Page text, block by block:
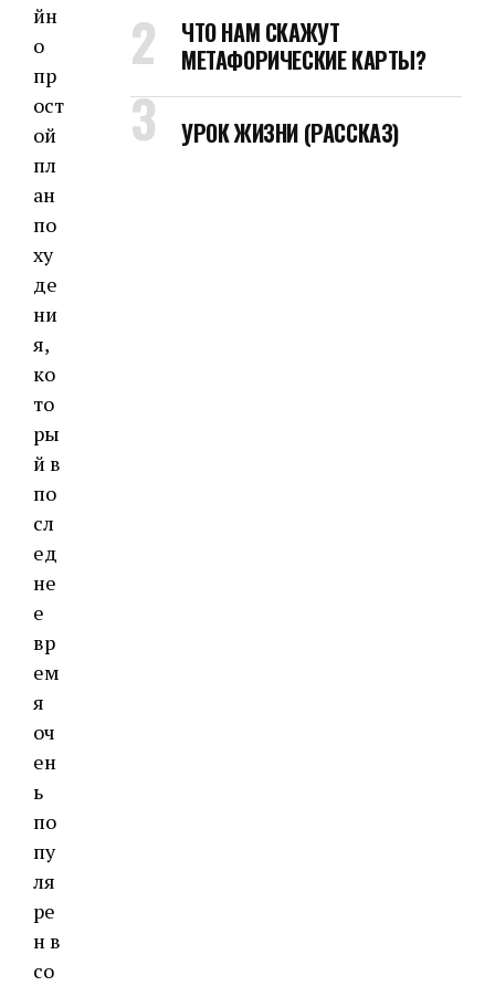
йн
о
пр
ост
ой
пл
ан
по
ху
де
ни
я,
ко
то
ры
й в
по
сл
ед
не
е
вр
ем
я
оч
ен
ь
по
пу
ля
ре
н в
со
ЧТО НАМ СКАЖУТ
МЕТАФОРИЧЕСКИЕ КАРТЫ?
УРОК ЖИЗНИ (РАССКАЗ)